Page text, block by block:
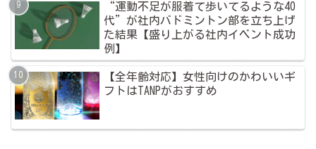
“運動不足が服着て歩いてるような40
代”が社内バドミントン部を立ち上げ
た結果【盛り上がる社内イベント成功
例】
【全年齢対応】女性向けのかわいいギ
フトはTANPがおすすめ